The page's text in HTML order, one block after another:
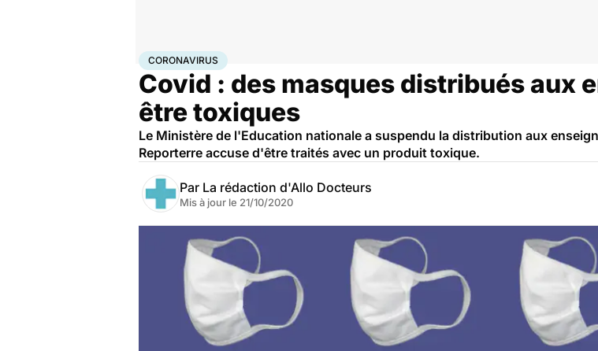
AccueilSantéMaladies
CORONAVIRUS
Covid : des masques distribués aux
être toxiques
Le Ministère de l'Education nationale a suspendu la distribution aux
Reporterre accuse d'être traités avec un produit toxique.
Par La rédaction d'Allo Docteurs
Mis à jour le 21/10/2020